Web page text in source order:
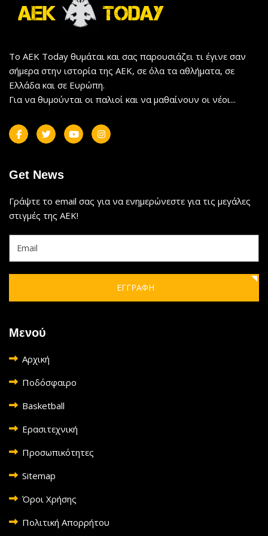
Το AEK Today θυμάται και σας παρουσιάζει τι έγινε σαν
σήμερα στην ιστορία της ΑΕΚ, σε όλα τα αθλήματα, σε
Ελλάδα και σε Ευρώπη.
Για να θυμούνται οι παλιοί και να μαθαίνουν οι νέοι...
Get News
Γράψτε το email σας για να ενημερώνεστε για τις μεγάλες
στιγμές της ΑΕΚ!
ΕΓΓΡΑΦΗ
Μενού
Αρχική
Ποδόσφαιρο
Basketball
Ερασιτεχνική
Προσωπικότητες
Sitemap
Όροι Χρήσης
Πολιτική Απορρήτου